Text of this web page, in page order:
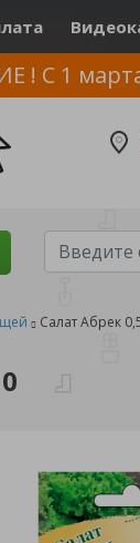
! С 1
Салат Абрек